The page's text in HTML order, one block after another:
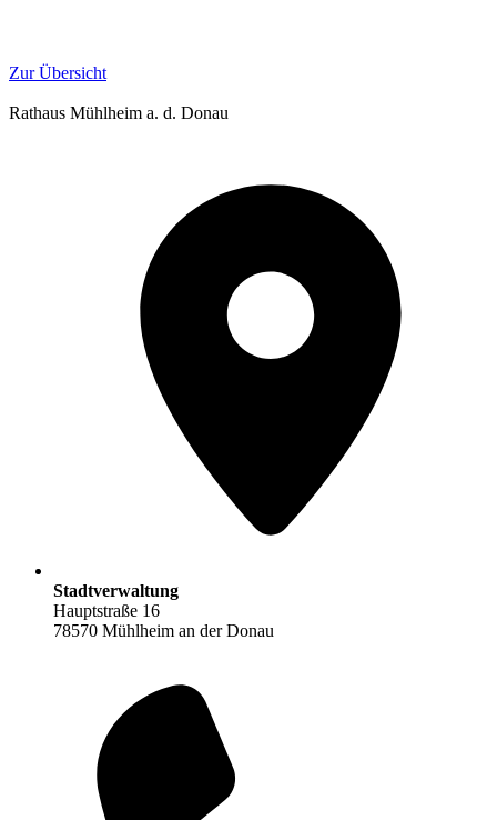
Zur Übersicht
Rathaus Mühlheim a. d. Donau
Stadtverwaltung
Hauptstraße 16
78570 Mühlheim an der Donau